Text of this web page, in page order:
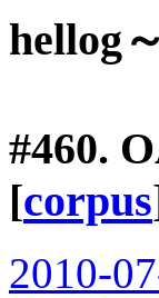
hellog
#460.
[corpus
2010-